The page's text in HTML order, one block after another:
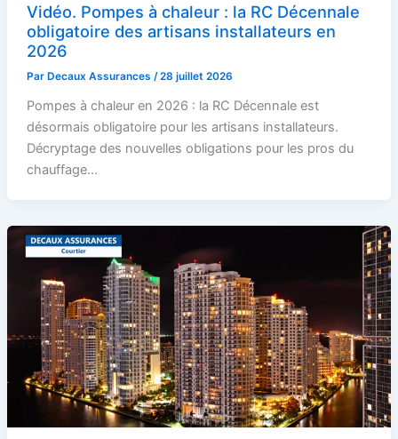
Vidéo. Pompes à chaleur : la RC Décennale
obligatoire des artisans installateurs en
2026
Par Decaux Assurances /28 juillet 2026
Pompes à chaleur en 2026 : la RC Décennale est
désormais obligatoire pour les artisans installateurs.
Décryptage des nouvelles obligations pour les pros du
chauffage…